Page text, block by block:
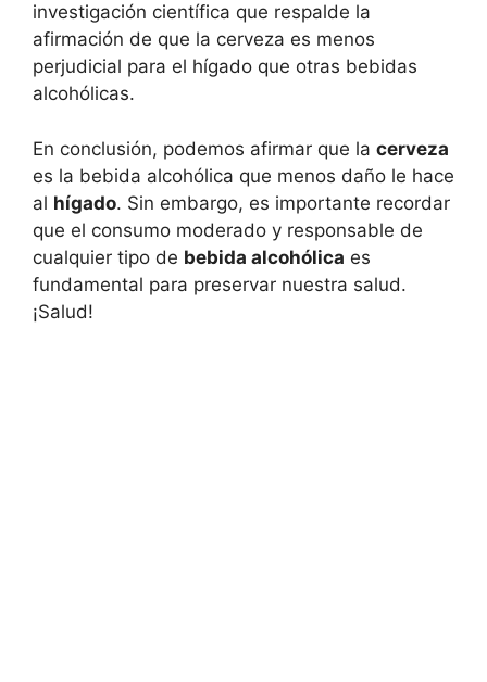
investigación científica que respalde la
afirmación de que la cerveza es menos
perjudicial para el hígado que otras bebidas
alcohólicas.
En conclusión, podemos afirmar que la cerveza
es la bebida alcohólica que menos daño le hace
al hígado. Sin embargo, es importante recordar
que el consumo moderado y responsable de
cualquier tipo de bebida alcohólica es
fundamental para preservar nuestra salud.
¡Salud!